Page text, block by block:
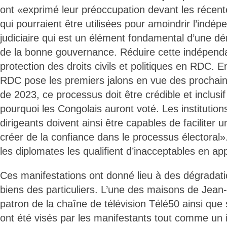
ont «exprimé leur préoccupation devant les
qui pourraient être utilisées pour amoindrir
judiciaire qui est un élément fondamental d’une
de la bonne gouvernance. Réduire cette
protection des droits civils et politiques en RDC.
RDC pose les premiers jalons en vue des
de 2023, ce processus doit être crédible et
pourquoi les Congolais auront voté. Les
dirigeants doivent ainsi être capables de faciliter
créer de la confiance dans le processus
les diplomates les qualifient d’inacceptables en
Ces manifestations ont donné lieu à des
biens des particuliers. L’une des maisons de
patron de la chaîne de télévision Télé50 ainsi que
ont été visés par les manifestants tout comme un